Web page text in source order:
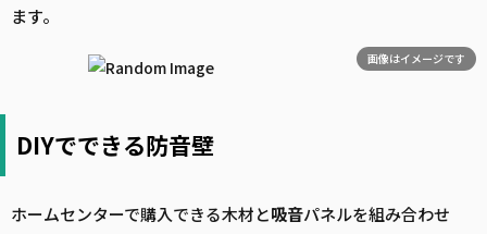
ます。
画像はイメージです
DIYでできる防音壁
ホームセンターで購入できる木材と吸音パネルを組み合わせ